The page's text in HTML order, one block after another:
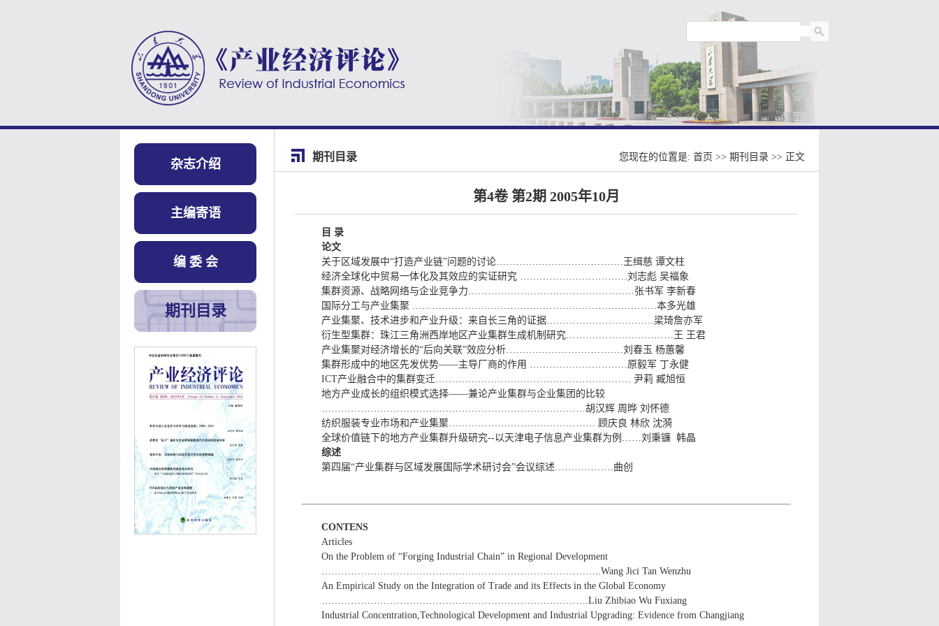
杂志介绍
主编寄语
编 委 会
期刊目录
期刊目录 您现在的位置是: 首页 >> 期刊目录 >> 正文
第4卷 第2期 2005年10月
目 录
论文
关于区域发展中“打造产业链”问题的讨论…………………………………王缉慈 谭文柱
经济全球化中贸易一体化及其效应的实证研究 ……………………………刘志彪 吴福象
集群资源、战略网络与企业竞争力……………………………………………张书军 李新春
国际分工与产业集聚 …………………………………………………………………本多光雄
产业集聚、技术进步和产业升级：来自长三角的证据……………………………梁琦詹亦军
衍生型集群：珠江三角洲西岸地区产业集群生成机制研究……………………………王 王君
产业集聚对经济增长的“后向关联”效应分析………………………………刘春玉 杨蕙馨
集群形成中的地区先发优势——主导厂商的作用 …………………………原毅军 丁永健
ICT产业融合中的集群变迁…………………………………………………… 尹莉 臧旭恒
地方产业成长的组织模式选择——兼论产业集群与企业集团的比较
………………………………………………………………………胡汉辉 周晔 刘怀德
纺织服装专业市场和产业集聚……………………………………… 顾庆良 林欣 沈漪
全球价值链下的地方产业集群升级研究--以天津电子信息产业集群为例……刘秉镰 韩晶
综述
第四届“产业集群与区域发展国际学术研讨会”会议综述………………曲创
CONTENS
Articles
On the Problem of “Forging Industrial Chain” in Regional Development
…………………………………………………………………………..Wang Jici Tan Wenzhu
An Empirical Study on the Integration of Trade and its Effects in the Global Economy
……………………………………………………………………….Liu Zhibiao Wu Fuxiang
Industrial Concentration,Technological Development and Industrial Upgrading: Evidence from Changjiang